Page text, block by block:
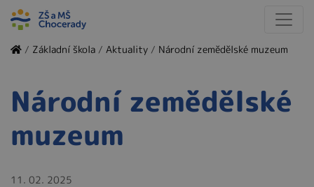
/ Základní škola / Aktuality / Národní zemědělské muzeum
Národní zemědělské
muzeum
11. 02. 2025